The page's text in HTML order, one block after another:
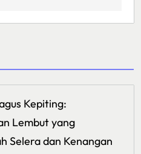
Kepiting:
Lembut yang
Selera dan Kenangan